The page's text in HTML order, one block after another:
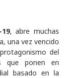
, abre muchas
una vez vencido
del
que ponen en
basado en la